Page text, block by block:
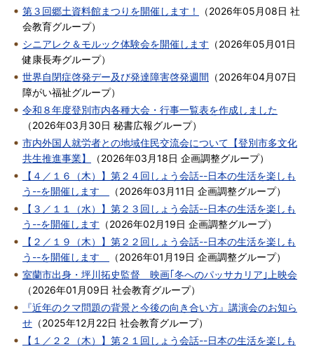
第３回郷土資料館まつりを開催します！
（2026年05月08日 社
会教育グループ）
シニアレク＆モルック体験会を開催します （2026年05月01日
健康長寿グループ）
世界自閉症啓発デー及び発達障害啓発週間 （2026年04月07日
障がい福祉グループ）
令和８年度登別市内各種大会・行事一覧表を作成しました
（2026年03月30日 秘書広報グループ）
市内外国人就労者との地域住民交流会について【登別市多文化
共生推進事業】
（2026年03月18日 企画調整グループ）
【４／１６（木）】第２４回しょう会話--日本の生活を楽しも
う--を開催します
（2026年03月11日 企画調整グループ）
【３／１１（水）】第２３回しょう会話--日本の生活を楽しも
う--を開催します （2026年02月19日 企画調整グループ）
【２／１９（木）】第２２回しょう会話--日本の生活を楽しも
う--を開催します
（2026年01月19日 企画調整グループ）
室蘭市出身・坪川拓史監督 映画｢冬へのパッサカリア｣上映会
（2026年01月09日 社会教育グループ）
『近年のクマ問題の背景と今後の向き合い方』講演会のお知ら
せ （2025年12月22日 社会教育グループ）
【１／２２（木）】第２１回しょう会話--日本の生活を楽しも